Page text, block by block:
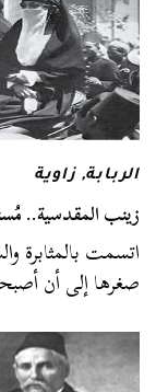
الربابة, زاوية
زينب المقدسية..
اتسمت بالمثابرة
صغرها إلى أن